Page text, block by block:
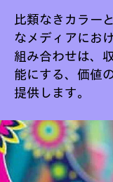
比類なきカラー
なメディアにお
組み合わせは、
能にする、価値
提供します。